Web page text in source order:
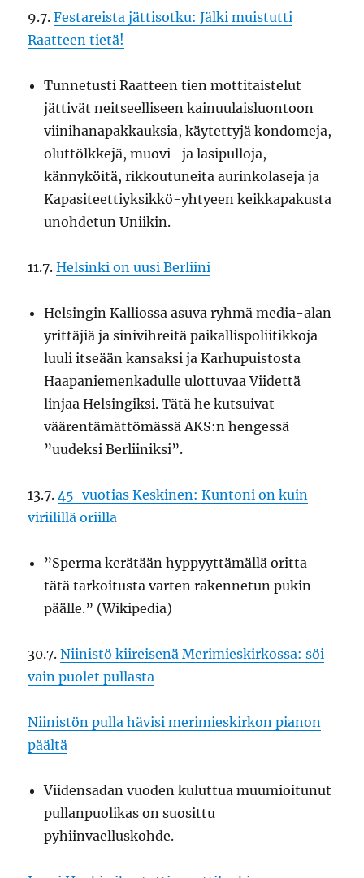
9.7.Festareista jättisotku: Jälki muistutti
Raatteen tietä!
Tunnetusti Raatteen tien mottitaistelut
jättivät neitseelliseen kainuulaisluontoon
viinihanapakkauksia, käytettyjä kondomeja,
oluttölkkejä, muovi- ja lasipulloja,
kännyköitä, rikkoutuneita aurinkolaseja ja
Kapasiteettiyksikkö-yhtyeen keikkapakusta
unohdetun Uniikin.
11.7.Helsinki on uusi Berliini
Helsingin Kalliossa asuva ryhmä media-alan
yrittäjiä ja sinivihreitä paikallispoliitikkoja
luuli itseään kansaksi ja Karhupuistosta
Haapaniemenkadulle ulottuvaa Viidettä
linjaa Helsingiksi. Tätä he kutsuivat
väärentämättömässä AKS:n hengessä
”uudeksi Berliiniksi”.
13.7.45-vuotias Keskinen: Kuntoni on kuin
viriilillä oriilla
”Sperma kerätään hyppyyttämällä oritta
tätä tarkoitusta varten rakennetun pukin
päälle.” (Wikipedia)
30.7.Niinistö kiireisenä Merimieskirkossa: söi
vain puolet pullasta
Niinistön pulla hävisi merimieskirkon pianon
päältä
Viidensadan vuoden kuluttua muumioitunut
pullanpuolikas on suosittu
pyhiinvaelluskohde.